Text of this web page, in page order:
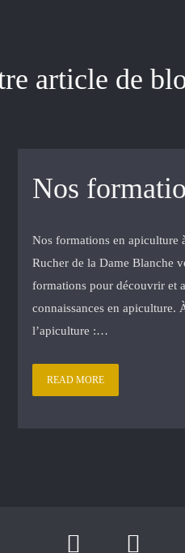
article de
Nos
Nos formations en apiculture
Rucher de la Dame Blanche
formations pour découvrir et
connaissances en apiculture.
l’apiculture :…
READ MORE